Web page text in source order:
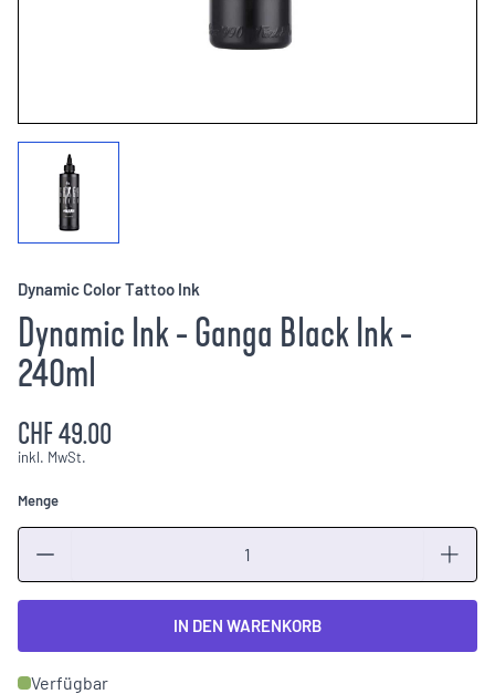
Dynamic Color Tattoo Ink
Dynamic Ink - Ganga Black Ink -
240ml
CHF 49.00
inkl. MwSt.
Menge
IN DEN WARENKORB
Verfügbar